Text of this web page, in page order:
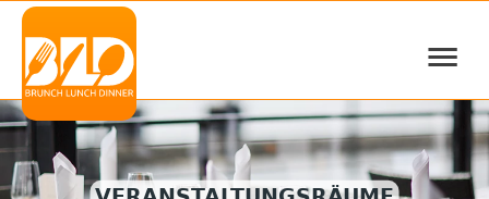
≡